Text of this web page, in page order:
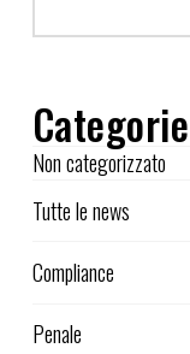
Categorie
Non categorizzato
Tutte le news
Compliance
Penale